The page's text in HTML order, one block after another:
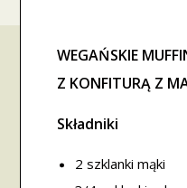
WEGAŃSKIE
Z KONFITURĄ Z
Składniki
2 szklanki mąki